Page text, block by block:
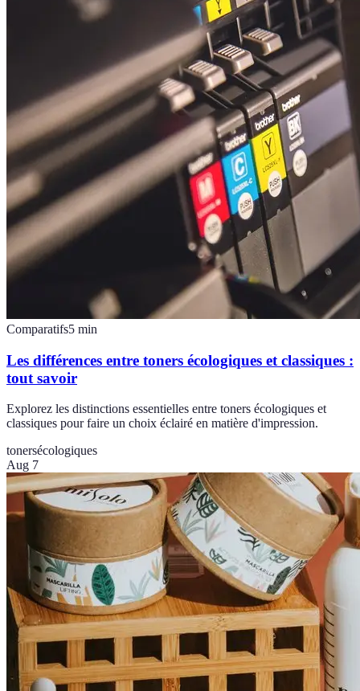
Comparatifs5 min
Les différences entre toners écologiques et classiques :
tout savoir
Explorez les distinctions essentielles entre toners écologiques et
classiques pour faire un choix éclairé en matière d'impression.
tonersécologiques
Aug 7